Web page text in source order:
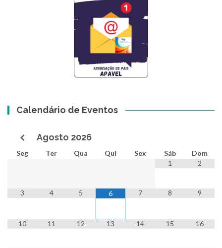
Calendário de Eventos
Agosto 2026
Seg Ter Qua Qui Sex Sáb
Dom
1
2
3 4 5 6 7 8 9
10 11 12 13 14 15 16